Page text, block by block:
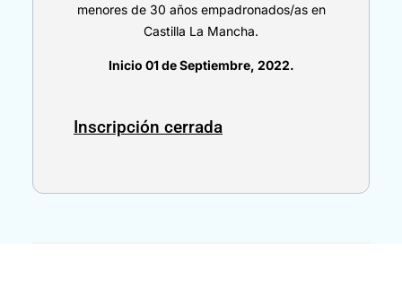
menores de 30 años empadronados/as en
Castilla La Mancha.
Inicio 01 de Septiembre, 2022.
Inscripción cerrada